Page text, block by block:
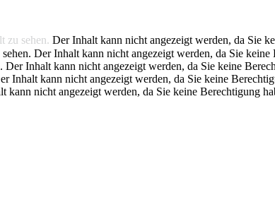
zu sehen. Der Inhalt kann nicht angezeigt werden, da Sie
Der Inhalt kann nicht angezeigt werden, da Sie keine
Der Inhalt kann nicht angezeigt werden, da Sie keine
Inhalt kann nicht angezeigt werden, da Sie keine
kann nicht angezeigt werden, da Sie keine Berechtigung